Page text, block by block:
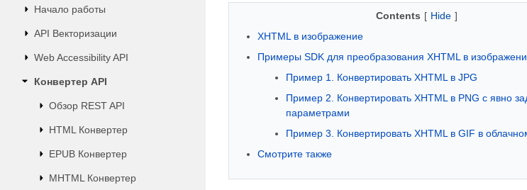
Начало работы
API Векторизации
Web Accessibility API
Конвертер API
Обзор REST API
HTML Конвертер
EPUB Конвертер
MHTML Конвертер
Contents [ Hide ]
XHTML в изображение
Примеры SDK для преобразования XHTML в
Пример 1. Конвертировать XHTML в JPG
Пример 2. Конвертировать XHTML в PNG с явно
параметрами
Пример 3. Конвертировать XHTML в GIF в
Смотрите также